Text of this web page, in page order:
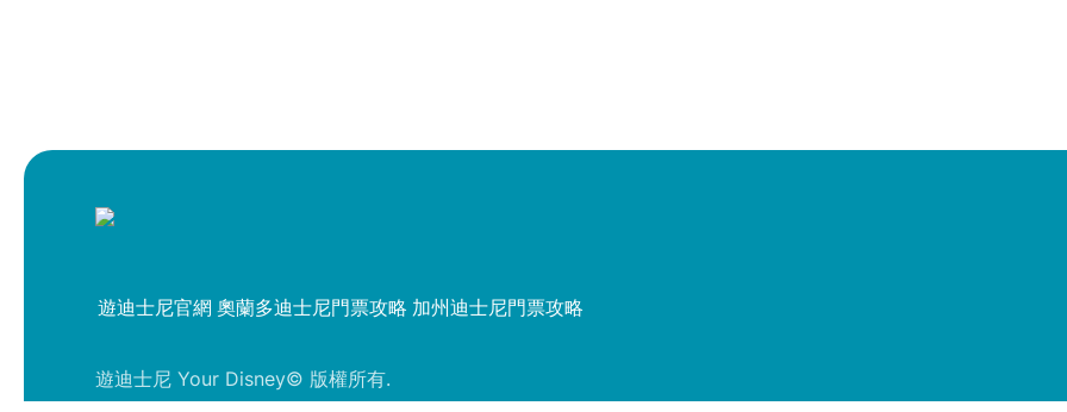
遊迪士尼官網 奧蘭多迪士尼門票攻略 加州迪士尼門票攻略
遊迪士尼 Your Disney© 版權所有.